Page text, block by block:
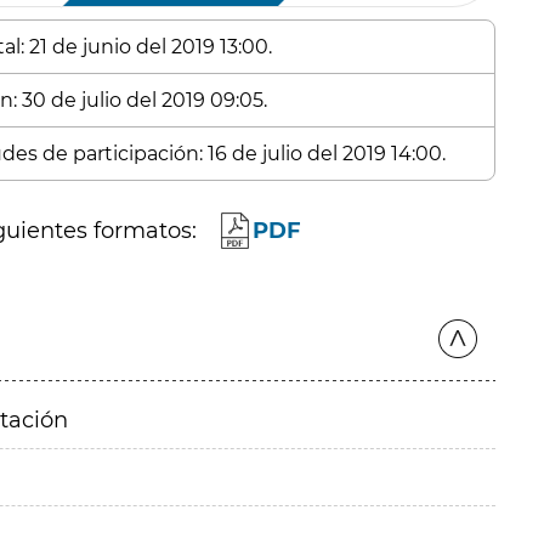
21 de junio del 2019 13:00.
30 de julio del 2019 09:05.
de participación: 16 de julio del 2019 14:00.
formatos: PDF